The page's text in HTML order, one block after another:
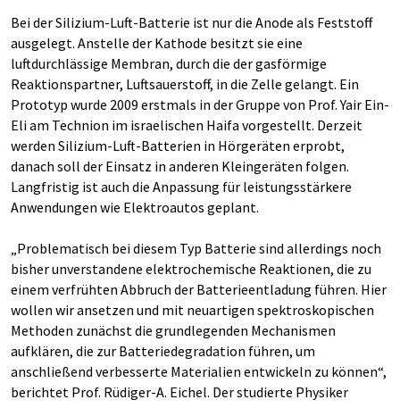
Bei der Silizium-Luft-Batterie ist nur die Anode als Feststoff
ausgelegt. Anstelle der Kathode besitzt sie eine
luftdurchlässige Membran, durch die der gasförmige
Reaktionspartner, Luftsauerstoff, in die Zelle gelangt. Ein
Prototyp wurde 2009 erstmals in der Gruppe von Prof. Yair Ein-
Eli am Technion im israelischen Haifa vorgestellt. Derzeit
werden Silizium-Luft-Batterien in Hörgeräten erprobt,
danach soll der Einsatz in anderen Kleingeräten folgen.
Langfristig ist auch die Anpassung für leistungsstärkere
Anwendungen wie Elektroautos geplant.
„Problematisch bei diesem Typ Batterie sind allerdings noch
bisher unverstandene elektrochemische Reaktionen, die zu
einem verfrühten Abbruch der Batterieentladung führen. Hier
wollen wir ansetzen und mit neuartigen spektroskopischen
Methoden zunächst die grundlegenden Mechanismen
aufklären, die zur Batteriedegradation führen, um
anschließend verbesserte Materialien entwickeln zu können“,
berichtet Prof. Rüdiger-A. Eichel. Der studierte Physiker